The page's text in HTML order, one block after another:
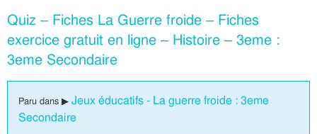
Quiz – Fiches La Guerre froide – Fiches
exercice gratuit en ligne – Histoire – 3eme :
3eme Secondaire
Paru dans ▶ Jeux éducatifs - La guerre froide : 3eme
Secondaire